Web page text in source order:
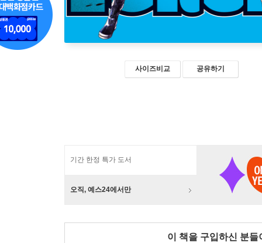
사이즈비교 공유하기
기간 한정 특가 도서
오직, 예스24에서만
이 책을 구입하신 분